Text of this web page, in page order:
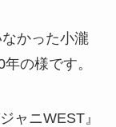
かった小瀧
の様です。
ャニWEST』